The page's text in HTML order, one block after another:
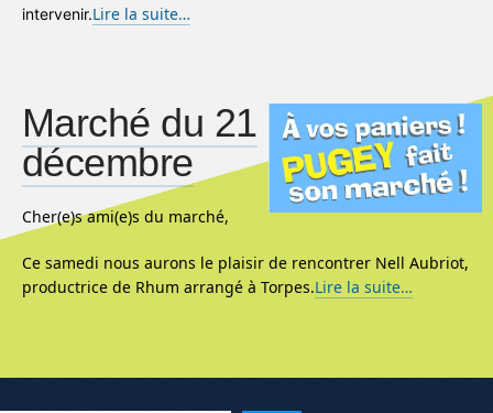
intervenir.Lire la suite…
Marché du 21
décembre
Cher(e)s ami(e)s du marché,
Ce samedi nous aurons le plaisir de rencontrer Nell Aubriot,
productrice de Rhum arrangé à Torpes.Lire la suite…